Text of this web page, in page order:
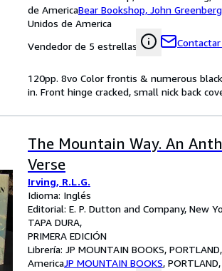
de AmericaBear Bookshop, John Greenberg
Unidos de America
Vendedor de 5 estrellas
120pp. 8vo Color frontis & numerous
in. Front hinge cracked, small nick back
The Mountain Way. An
Verse
Irving, R.L.G.
Idioma: Inglés
Editorial: E. P. Dutton and Company, New
TAPA DURA
PRIMERA EDICIÓN
Librería: JP MOUNTAIN BOOKS,
AmericaJP MOUNTAIN BOOKS,